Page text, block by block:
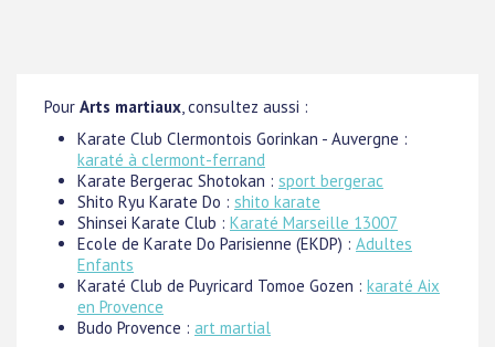
Pour Arts martiaux, consultez aussi :
Karate Club Clermontois Gorinkan - Auvergne :
karaté à clermont-ferrand
Karate Bergerac Shotokan : sport bergerac
Shito Ryu Karate Do : shito karate
Shinsei Karate Club : Karaté Marseille 13007
Ecole de Karate Do Parisienne (EKDP) : Adultes
Enfants
Karaté Club de Puyricard Tomoe Gozen : karaté Aix
en Provence
Budo Provence : art martial